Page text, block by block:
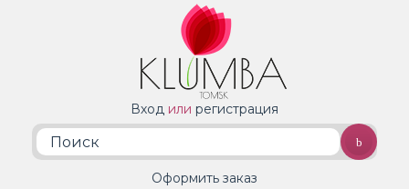
Вход или регистрация
Оформить заказ